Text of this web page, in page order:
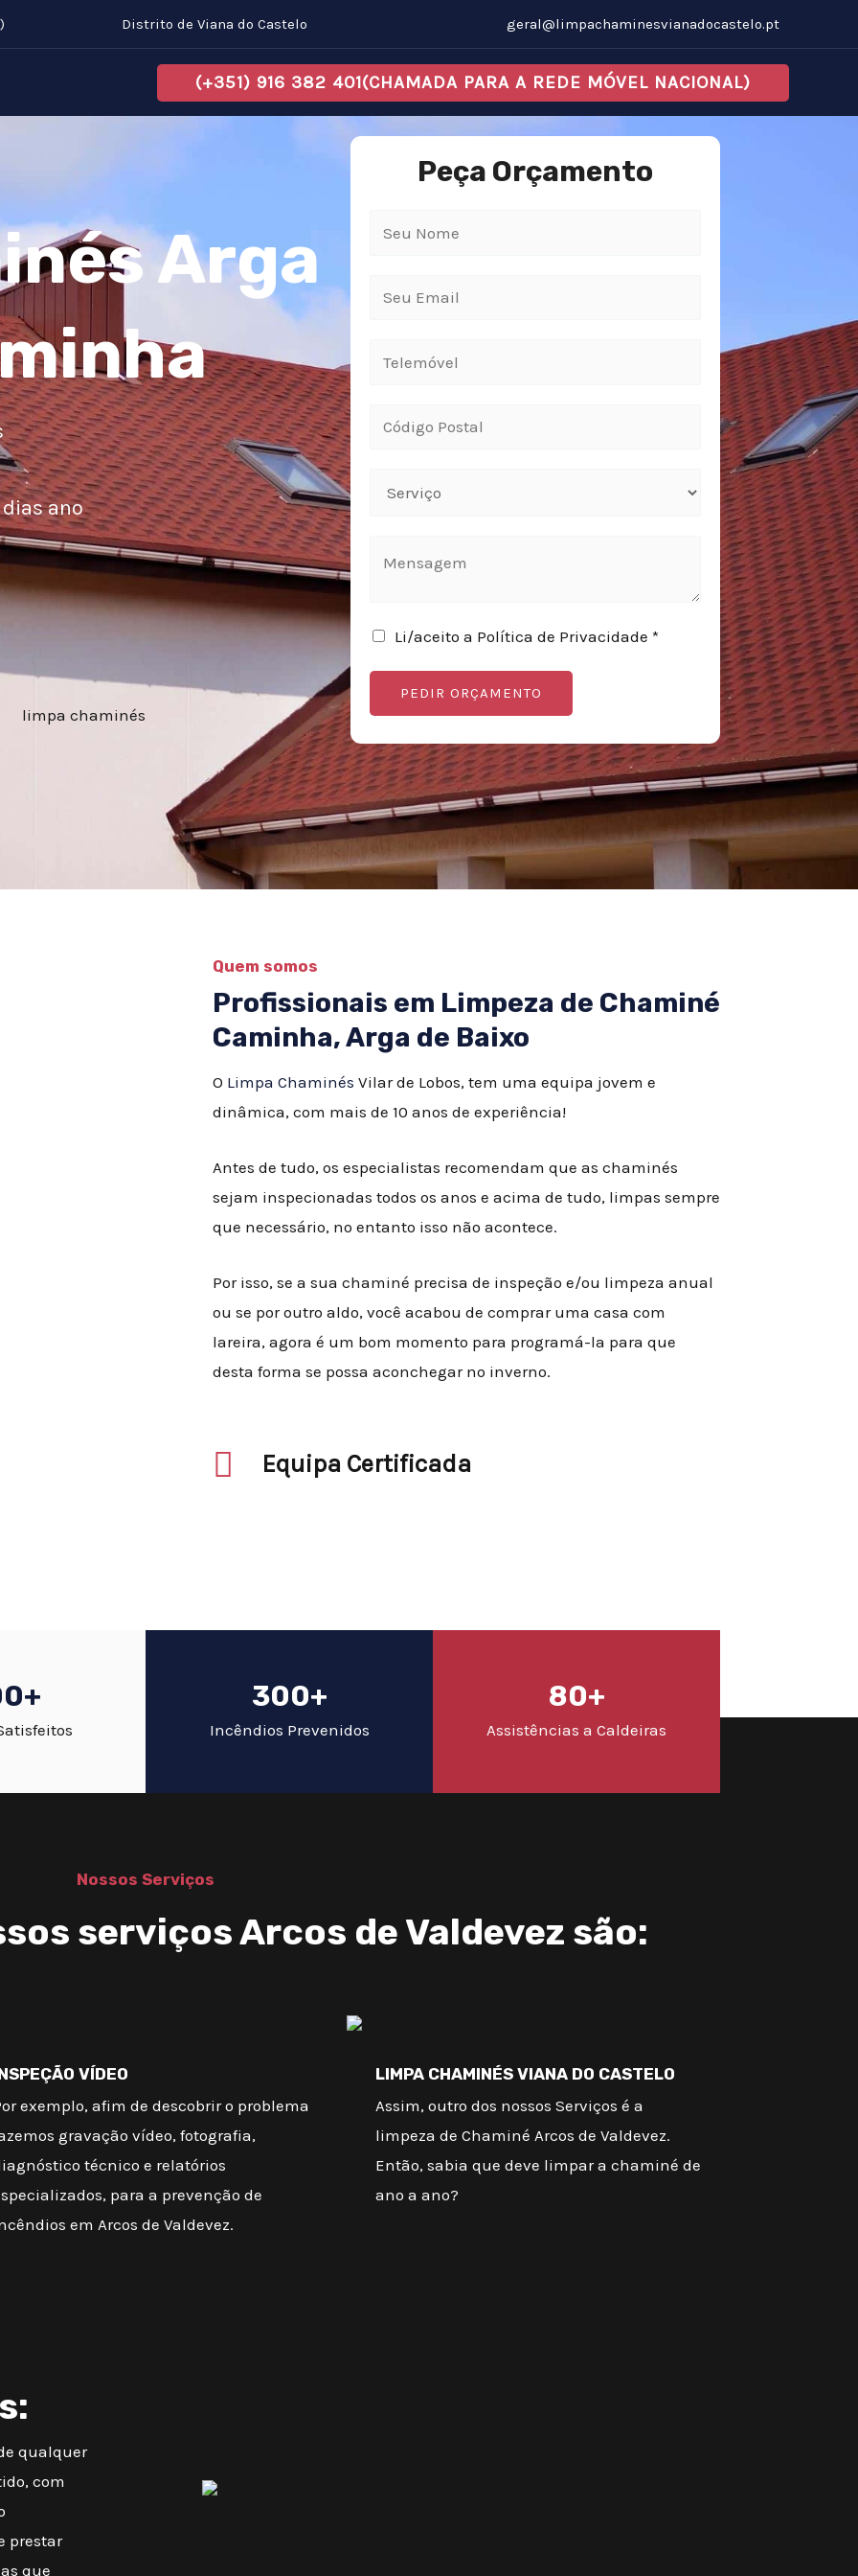
Distrito de Viana do Castelo geral@limpachaminesvianadocastelo.pt
(+351) 916 382 401(CHAMADA PARA A REDE MÓVEL NACIONAL)
Arga
ano
Peça Orçamento
Li/aceito a Política de Privacidade *
PEDIR ORÇAMENTO
Quem somos
Profissionais em Limpeza de Chaminé
Caminha, Arga de Baixo
O Limpa Chaminés Vilar de Lobos, tem uma equipa jovem e
dinâmica, com mais de 10 anos de experiência!
Antes de tudo, os especialistas recomendam que as chaminés
sejam inspecionadas todos os anos e acima de tudo, limpas sempre
que necessário, no entanto isso não acontece.
Por isso, se a sua chaminé precisa de inspeção e/ou limpeza anual
ou se por outro aldo, você acabou de comprar uma casa com
lareira, agora é um bom momento para programá-la para que
desta forma se possa aconchegar no inverno.
Equipa Certificada
300+
Incêndios Prevenidos
80+
Assistências a Caldeiras
Nossos Serviços
serviços Arcos de Valdevez são:
VÍDEO
exemplo, afim de descobrir o problema
gravação vídeo, fotografia,
técnico e relatórios
para a prevenção de
em Arcos de Valdevez.
LIMPA CHAMINÉS VIANA DO CASTELO
Assim, outro dos nossos Serviços é a
limpeza de Chaminé Arcos de Valdevez.
Então, sabia que deve limpar a chaminé de
ano a ano?
qualquer
com
prestar
que